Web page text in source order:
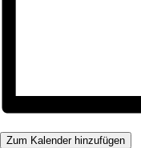
Zum Kalender hinzufügen